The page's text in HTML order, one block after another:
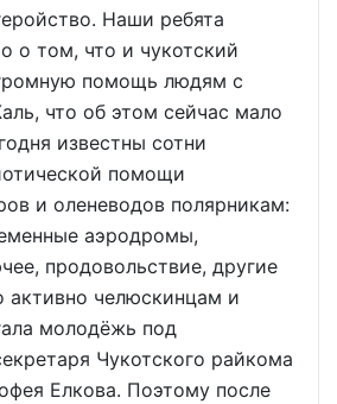
Наши ребята
о том, что и чукотский
помощь людям с
что об этом сейчас мало
известны сотни
помощи
и оленеводов полярникам:
аэродромы,
продовольствие, другие
активно челюскинцам и
молодёжь под
Чукотского райкома
Елкова. Поэтому после